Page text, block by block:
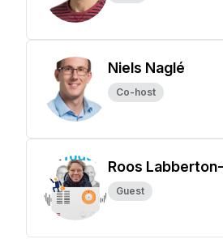
Niels Naglé
Co-host
Roos
Guest